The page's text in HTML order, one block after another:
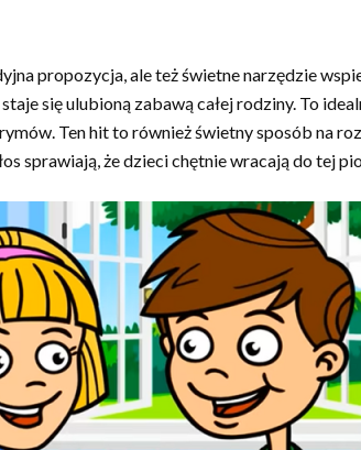
propozycja, ale też świetne narzędzie
się ulubioną zabawą całej rodziny. To
Ten hit to również świetny sposób na
sprawiają, że dzieci chętnie wracają do tej